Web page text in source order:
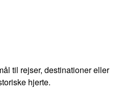
til rejser, destinationer eller
hjerte.